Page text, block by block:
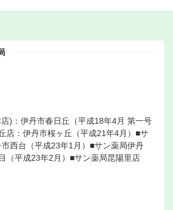
)：伊丹市春日丘（平成18年4月 第一号
店：伊丹市桜ヶ丘（平成21年4月）■サ
西台（平成23年1月）■サン薬局伊丹
（平成23年2月）■サン薬局昆陽里店